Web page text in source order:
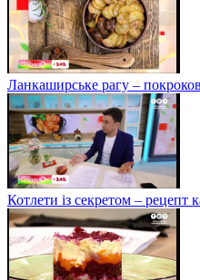
Ланкаширське рагу –
Котлети із секретом – рецепт